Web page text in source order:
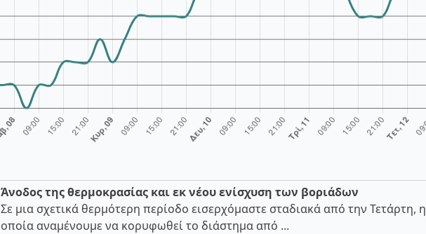
Άνοδος της θερμοκρασίας και εκ νέου ενίσχυση των βοριάδων
Σε μια σχετικά θερμότερη περίοδο εισερχόμαστε σταδιακά από την Τετάρτη, η
οποία αναμένουμε να κορυφωθεί το διάστημα από ...